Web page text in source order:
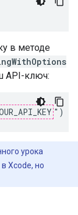
в методе
API-ключ:
")
урока
Xcode, но